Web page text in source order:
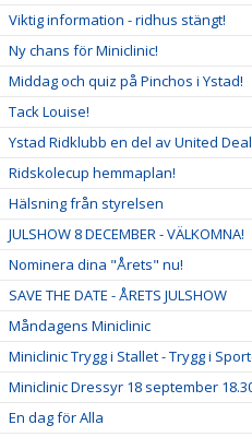
Viktig information - ridhus stängt!
Ny chans för Miniclinic!
Middag och quiz på Pinchos i Ystad!
Tack Louise!
Ystad Ridklubb en del av United
Ridskolecup hemmaplan!
Hälsning från styrelsen
JULSHOW 8 DECEMBER - VÄLKOMNA!
Nominera dina "Årets" nu!
SAVE THE DATE - ÅRETS JULSHOW
Måndagens Miniclinic
Miniclinic Trygg i Stallet - Trygg i
Miniclinic Dressyr 18 september
En dag för Alla